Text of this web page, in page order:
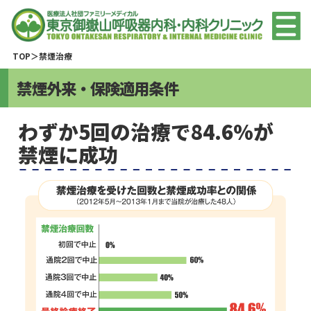
TOP 禁煙治療
禁煙外来・保険適用条件
わずか5回の治療で84.6%が
禁煙に成功